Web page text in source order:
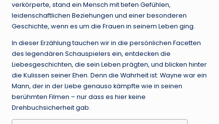
verkörperte, stand ein Mensch mit tiefen Gefühlen,
leidenschaftlichen Beziehungen und einer besonderen
Geschichte, wenn es um die Frauen in seinem Leben ging.
In dieser Erzählung tauchen wir in die persönlichen Facetten
des legendären Schauspielers ein, entdecken die
Liebesgeschichten, die sein Leben prägten, und blicken hinter
die Kulissen seiner Ehen. Denn die Wahrheit ist: Wayne war ein
Mann, der in der Liebe genauso kämpfte wie in seinen
berühmten Filmen – nur dass es hier keine
Drehbuchsicherheit gab.